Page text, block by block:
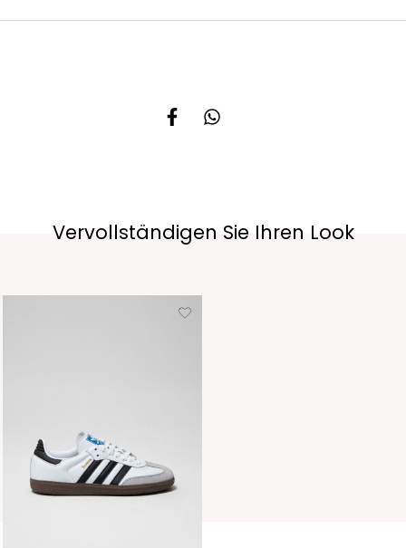
Vervollständigen Sie Ihren Look